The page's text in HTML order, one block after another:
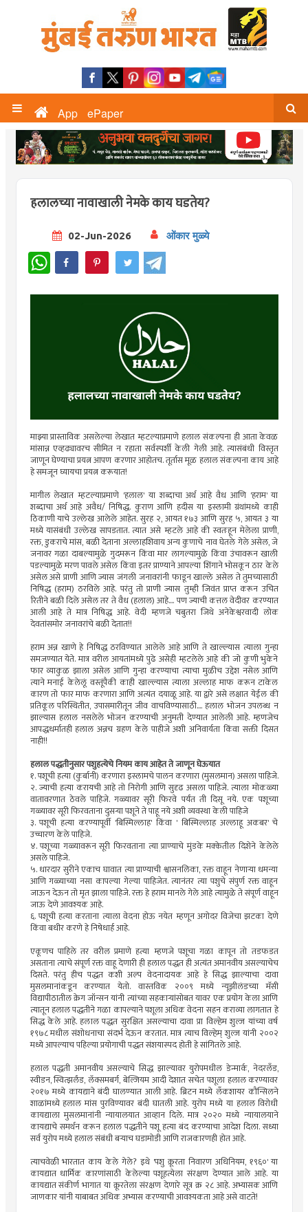
App ePaper
हलालच्या नावाखाली नेमके काय घडतेय?
02-Jun-2026 ओंकार मुळ्ये
WhatsApp
माझ्या प्रास्ताविक असलेल्या लेखात म्हटल्याप्रमाणे हलाल संकल्पना ही आता केवळ
मांसान्न एव्हढ्यावरच सीमित न रहाता सर्वस्पर्शी केली गेली आहे. त्यासंबंधी विस्तृत
जाणून घेण्याचा प्रयत्न आपण करणार आहोतच. तूर्तास मूळ हलाल संकल्पना काय आहे
हे समजून घ्यायचा प्रयत्न करूयात!
मागील लेखात म्हटल्याप्रमाणे 'हलाल' या शब्दाचा अर्थ आहे वैध आणि 'हराम' या
शब्दाचा अर्थ आहे अवैध/ निषिद्ध. कुराण आणि हदीस या इस्लामी ग्रंथांमध्ये काही
ठिकाणी याचे उल्लेख आलेले आहेत. सुरह २, आयत १७३ आणि सुरह ५, आयत ३ या
मध्ये यासंबंधी उल्लेख सापडतात. त्यात असे म्हटले आहे की स्वतःहून मेलेला प्राणी,
रक्त, डुकराचे मांस, बळी देताना अल्लाहशिवाय अन्य कुणाचे नाव घेतले गेले असेल, जे
जनावर गळा दाबल्यामुळे गुदमरून किंवा मार लागल्यामुळे किंवा उंचावरून खाली
पडल्यामुळे मरण पावले असेल किंवा इतर प्राण्याने आपल्या शिंगाने भोसकून ठार केले
असेल असे प्राणी आणि ज्यास जंगली जनावरांनी फाडून खाल्ले असेल ते तुमच्यासाठी
निषिद्ध (हराम) ठरविले आहे. परंतु तो प्राणी ज्यास तुम्ही जिवंत प्राप्त करून उचित
रितीने बळी दिले असेल तर ते वैध (हलाल) आहे.... पण ज्याची कत्तल वेदीवर करण्यात
आली आहे ते मात्र निषिद्ध आहे. वेदी म्हणजे चबुतरा जिथे अनेकेश्वरवादी लोक
देवतांसमोर जनावरांचे बळी देतात!!
हराम अन्न खाणे हे निषिद्ध ठरविण्यात आलेले आहे आणि ते खाल्ल्यास त्याला गुन्हा
समजण्यात येते. मात्र वरील आयतांमध्ये पुढे असेही म्हटलेले आहे की जो कुणी भुकेने
फार व्याकुळ झाला असेल आणि गुन्हा करण्याचा त्याचा मुळीच उद्देश नसेल आणि
त्याने मनाई केलेलूं वस्तूंपैकी काही खाल्ल्यास त्याला अल्लाह माफ करून टाकेल
कारण तो फार माफ करणारा आणि अत्यंत दयाळू आहे. या द्वारे असे लक्षात येईल की
प्रतिकूल परिस्थितीत, उपासमारीतून जीव वाचविण्यासाठी.... हलाल भोजन उपलब्ध न
झाल्यास हलाल नसलेले भोजन करण्याची अनुमती देण्यात आलेली आहे. म्हणजेच
आपद्धधर्मातही हलाल अन्नच ग्रहण केले पाहीजे अशी अनिवार्यता किंवा सक्ती दिसत
नाही!!
हलाल पद्धतीनुसार पशुहत्येचे नियम काय आहेत ते जाणून घेऊयात
१. पशूची हत्या (कुर्बानी) करणारा इस्लामचे पालन करणारा (मुसलमान) असला पाहिजे.
२. ज्याची हत्या करायची आहे तो निरोगी आणि सुदृढ असला पाहिजे. त्याला मोकळ्या
वातावरणात ठेवले पाहिजे. गळ्यावर सूरी फिरवे पर्यंत ती दिसू नये. एक पशूच्या
गळ्यावर सूरी फिरवताना दुसऱ्या पशूने ते पाहू नये अशी व्यवस्था केली पाहिजे
३. पशूची हत्या करण्यापूर्वी 'बिस्मिल्लाह' किंवा ' बिस्मिल्लाह अल्लाहू अकबर' चे
उच्चारण केले पाहिजे.
४. पशूच्या गळ्यावरून सूरी फिरवताना त्या प्राण्याचे मुंडके मक्केतील दिशेने केलेले
असले पाहिजे.
५. धारदार सुरीने एकाच घावात त्या प्राण्याची श्वासनलिका, रक्त वाहून नेणाऱ्या धमन्या
आणि गळ्याच्या नसा कापल्या गेल्या पाहिजेत. त्यानंतर त्या पशुचे संपुर्ण रक्त वाहून
जाऊन देऊन तो मृत झाला पाहिजे. रक्त हे हराम मानले गेले आहे त्यामुळे ते संपूर्ण वाहून
जाऊ देणे आवश्यक आहे.
६. पशूची हत्या करताना त्याला वेदना होऊ नयेत म्हणून अगोदर विजेचा झटका देणे
किंवा बधीर करणे हे निषेधार्ह आहे.
एकूणच पाहिले तर वरील प्रमाणे हत्या म्हणजे पशूचा गळा कापून तो तडफडत
असताना त्याचे संपूर्ण रक्त वाहू देणारी ही हलाल पद्धत ही अत्यंत अमानवीय असल्याचेच
दिसते. परंतु हीच पद्धत कशी अल्प वेदनादायक आहे हे सिद्ध झाल्याचा दावा
मुसलमानांकडून करण्यात येतो. वास्तविक २००९ मध्ये न्यूझीलंडच्या मॅसी
विद्यापीठातील क्रेग जॉन्सन यांनी त्यांच्या सहकाऱ्यांसोबत यावर एक प्रयोग केला आणि
त्यातून हलाल पद्धतीने गळा कापल्याने पशूला अधिक वेदना सहन कराव्या लागतात हे
सिद्ध केले आहे. हलाल पद्धत सुरक्षित असल्याचा दावा प्रा विल्हेम शुल्ज यांच्या वर्ष
१९७८ मधील संशोधनाचा संदर्भ देऊन करतात. मात्र त्याच विल्हेम् शुल्ज यांनी २००२
मध्ये आपल्याच पहिल्या प्रयोगाची पद्धत संशयास्पद होती हे सांगितले आहे.
हलाल पद्धती अमानवीय असल्याचे सिद्ध झाल्यावर युरोपमधील डेन्मार्क, नेदरलँड,
स्वीडन, स्वित्झर्लंड, लॅक्समबर्ग, बेल्जियम आदी देशात सचेत पशूला हलाल करण्यावर
२०१७ मध्ये कायद्याने बंदी घालण्यात आली आहे. ब्रिटन मध्ये लँकशायर कौन्सिलने
शाळांमध्ये हलाल मांस पुरविण्यावर बंदी घातली आहे. युरोप मध्ये या हलाल विरोधी
कायद्याला मुसलमानांनी न्यायालयात आव्हान दिले. मात्र २०२० मध्ये न्यायालयाने
कायद्याचे समर्थन करून हलाल पद्धतीने पशू हत्या बंद करण्याचा आदेश दिला. सध्या
सर्व युरोप मध्ये हलाल संबंधी बऱ्याच घडामोडी आणि राजकारणही होत आहे.
त्याचवेळी भारतात काय केले गेले? इथे 'पशु क्रूरता निवारण अधिनियम, १९६०' या
कायद्यात धार्मिक कारणांसाठी केलेल्या पशूहत्येला संरक्षण देण्यात आले आहे. या
कायद्यात संकीर्ण भागात या क्रूरतेला संरक्षण देणारे सूत्र क्र २८ आहे. अभ्यासक आणि
जाणकार यांनी याबाबत अधिक अभ्यास करण्याची आवश्यकता आहे असे वाटते!